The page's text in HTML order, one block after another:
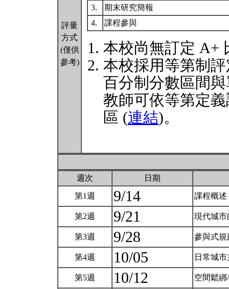
評量
方式
(僅供
參考)
3.
期末研究簡報
4.
課程參與
本校尚無訂定 A+
本校採用等第制
百分制分數區間
教師可依等第定
區 (連結)。
週次 日期
第1週 9/14 課程概述
第2週 9/21 現代城
第3週 9/28 參與式
第4週 10/05 日常城
第5週 10/12 空間鬆